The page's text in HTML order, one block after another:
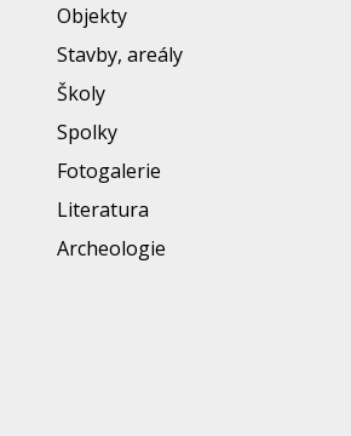
Objekty
Stavby, areály
Školy
Spolky
Fotogalerie
Literatura
Archeologie